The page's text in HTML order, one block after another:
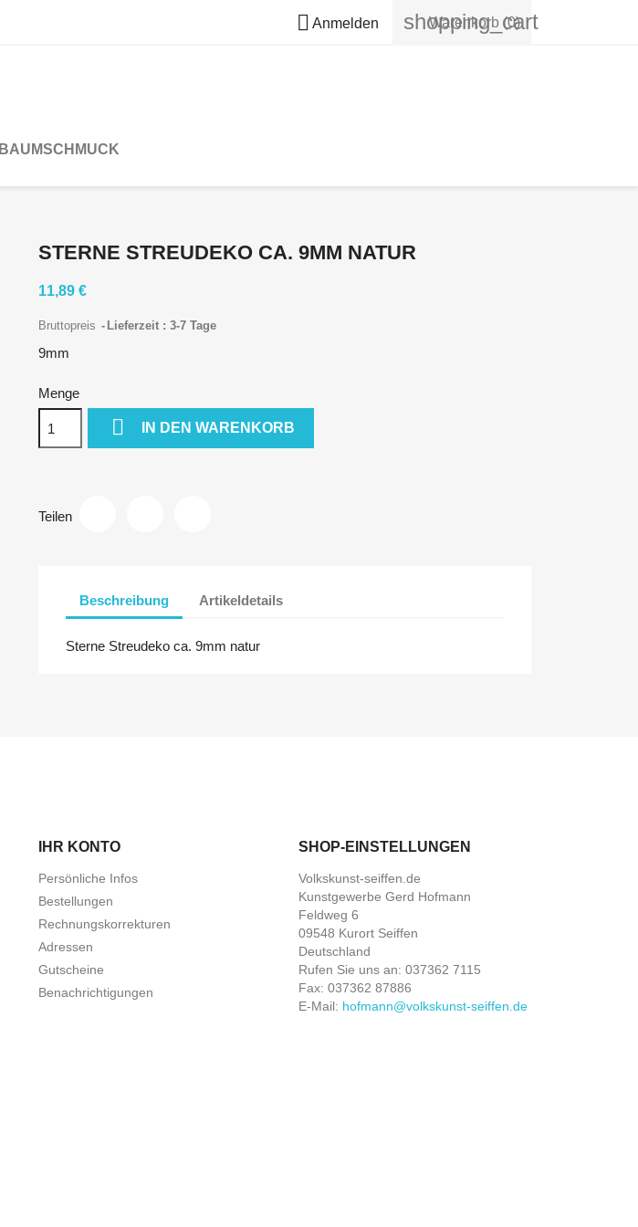
 Anmelden shopping_cart
Warenkorb (0)
BAUMSCHMUCK
STERNE STREUDEKO CA. 9MM NATUR
11,89 €
Bruttopreis Lieferzeit : 3-7 Tage
9mm
Menge
 IN DEN WARENKORB
Teilen
Beschreibung Artikeldetails
Sterne Streudeko ca. 9mm natur
IHR KONTO
Persönliche Infos
Bestellungen
Rechnungskorrekturen
Adressen
Gutscheine
Benachrichtigungen
SHOP-EINSTELLUNGEN
Volkskunst-seiffen.de
Kunstgewerbe Gerd Hofmann
Feldweg 6
09548 Kurort Seiffen
Deutschland
Rufen Sie uns an: 037362 7115
Fax: 037362 87886
E-Mail: hofmann@volkskunst-seiffen.de